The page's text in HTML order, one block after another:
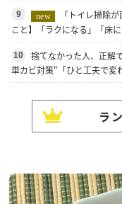
9 new
「トイレ掃除
こと】「ラクになる」「床
10
捨てなかった人、正解
単カビ対策"「ひと工夫で変
ラ